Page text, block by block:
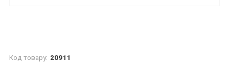
Код товару: 20911